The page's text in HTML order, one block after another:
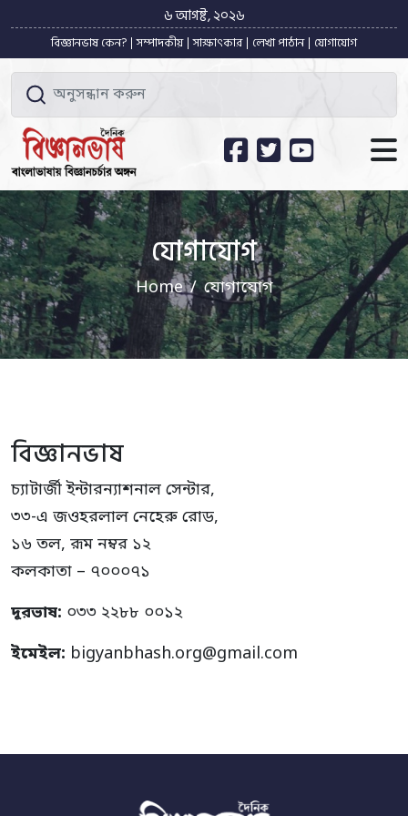
৬ আগষ্ট, ২০২৬
বিজ্ঞানভাষ কেন? সম্পাদকীয় সাক্ষাৎকার লেখা পাঠান যোগাযোগ
যোগাযোগ
Home যোগাযোগ
বিজ্ঞানভাষ
চ্যাটার্জী ইন্টারন্যাশনাল সেন্টার,
৩৩-এ জওহরলাল নেহেরু রোড,
১৬ তল, রূম নম্বর ১২
কলকাতা – ৭০০০৭১
দূরভাষ: ০৩৩ ২২৮৮ ০০১২
ইমেইল: bigyanbhash.org@gmail.com